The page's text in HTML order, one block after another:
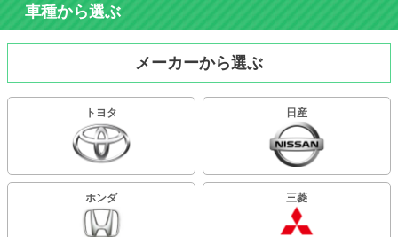
車種から選ぶ
メーカーから選ぶ
トヨタ 日産
ホンダ 三菱